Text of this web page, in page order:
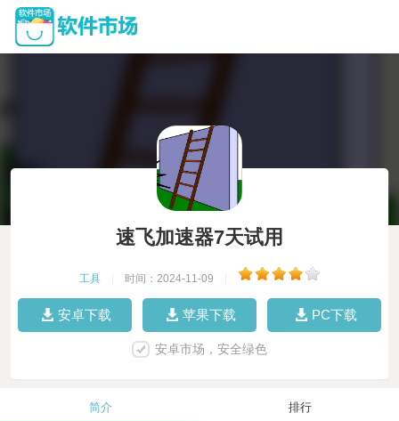
速飞加速器7天试用
工具 时间：2024-11-09
安卓下载 苹果下载 PC下载
安卓市场，安全绿色
简介 排行